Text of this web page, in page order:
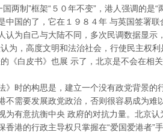
国两制”框架“５０年不变”，港人强调的是
中国的了，它在１９８４年 与英国签署
认为自己与大陆不同，多次民调数据显示
为，高度文明和法治社会，行使民主权
《白皮书》也展 示了，北京是不会在相关
》时的构思是，建立一个没有政党背景的
不需要发展政党政治，否则很容易成为
为有意抗衡中央 政府的对抗力量。北京
香港的行政主导权只掌握在“爱国爱港者”